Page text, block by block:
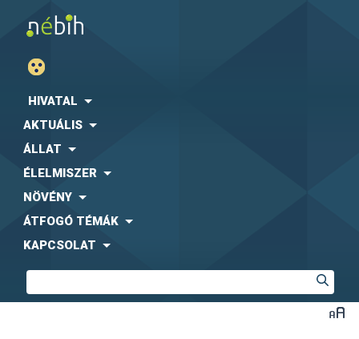
HIVATAL
AKTUÁLIS
ÁLLAT
ÉLELMISZER
NÖVÉNY
ÁTFOGÓ TÉMÁK
KAPCSOLAT